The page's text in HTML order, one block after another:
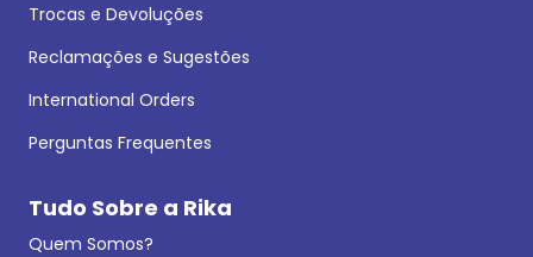
Trocas e Devoluções
Reclamações e Sugestões
International Orders
Perguntas Frequentes
Tudo Sobre a Rika
Quem Somos?